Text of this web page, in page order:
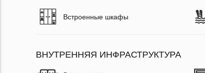
Встроенные шкафы
ВНУТРЕННЯЯ ИНФРАСТРУКТУРА